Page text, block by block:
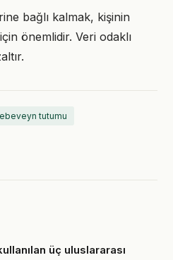
bağlı kalmak, kişinin
önemlidir. Veri odaklı
ebeveyn tutumu
üç uluslararası